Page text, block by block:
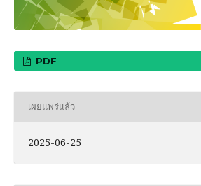
PDF
เผยแพร่แล้ว
2025-06-25